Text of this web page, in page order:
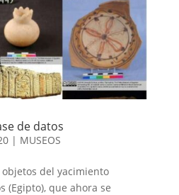
de datos
| MUSEOS
del yacimiento
(Egipto), que ahora se